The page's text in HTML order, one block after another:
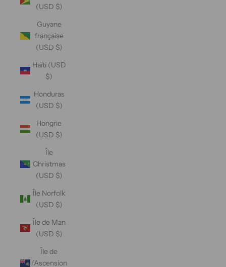
(USD $)
Guyane
française
(USD $)
Haïti (USD
$)
Honduras
(USD $)
Hongrie
(USD $)
Île
Christmas
(USD $)
Île Norfolk
(USD $)
Île de Man
(USD $)
Île de
l’Ascension